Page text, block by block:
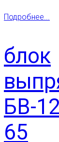
Подробнее...
блок
БВ-
65